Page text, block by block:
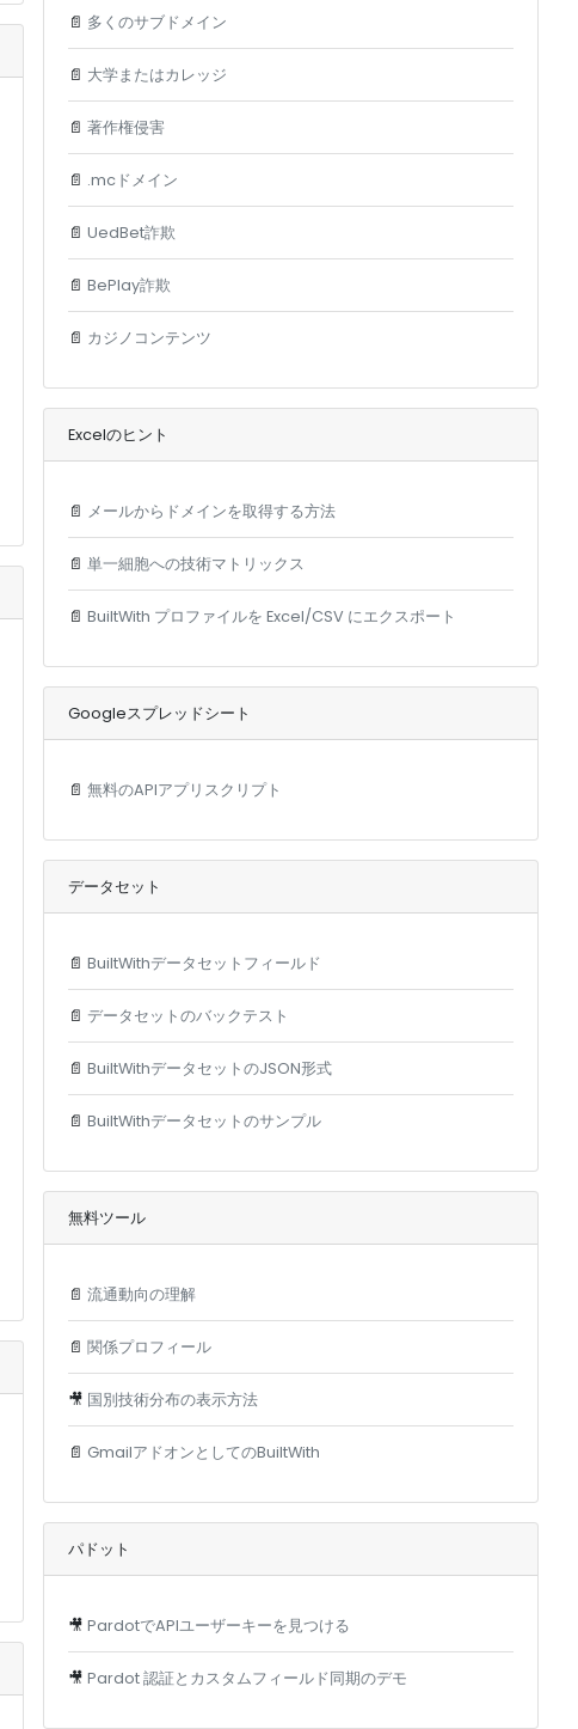
📄 多くのサブドメイン
📄 大学またはカレッジ
📄 著作権侵害
📄 .mcドメイン
📄 UedBet詐欺
📄 BePlay詐欺
📄 カジノコンテンツ
Excelのヒント
📄 メールからドメインを取得する方法
📄 単一細胞への技術マトリックス
📄 BuiltWith プロファイルを Excel/CSV にエクスポート
Googleスプレッドシート
📄 無料のAPIアプリスクリプト
データセット
📄 BuiltWithデータセットフィールド
📄 データセットのバックテスト
📄 BuiltWithデータセットのJSON形式
📄 BuiltWithデータセットのサンプル
無料ツール
📄 流通動向の理解
📄 関係プロフィール
🎥 国別技術分布の表示方法
📄 GmailアドオンとしてのBuiltWith
パドット
🎥 PardotでAPIユーザーキーを見つける
🎥 Pardot 認証とカスタムフィールド同期のデモ